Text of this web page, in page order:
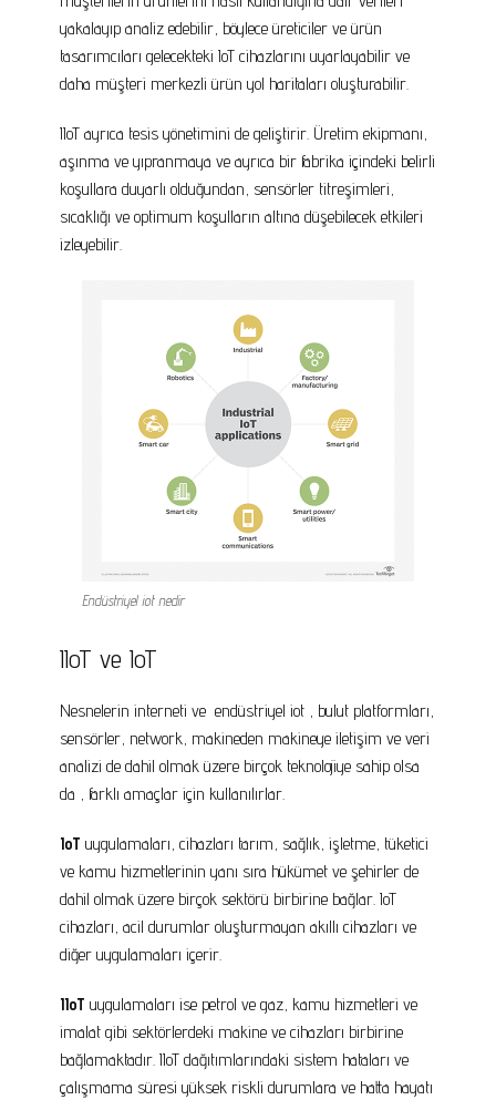
yakalayıp analiz edebilir, böylece üreticiler ve ürün
tasarımcıları gelecekteki IoT cihazlarını uyarlayabilir ve
daha müşteri merkezli ürün yol haritaları oluşturabilir.
IIoT ayrıca tesis yönetimini de geliştirir. Üretim ekipmanı,
aşınma ve yıpranmaya ve ayrıca bir fabrika içindeki belirli
koşullara duyarlı olduğundan, sensörler titreşimleri,
sıcaklığı ve optimum koşulların altına düşebilecek etkileri
izleyebilir.
Endüstriyel iot nedir
IIoT ve IoT
Nesnelerin interneti ve endüstriyel iot , bulut platformları,
sensörler, network, makineden makineye iletişim ve veri
analizi de dahil olmak üzere birçok teknolojiye sahip olsa
da , farklı amaçlar için kullanılırlar.
IoT uygulamaları, cihazları tarım, sağlık, işletme, tüketici
ve kamu hizmetlerinin yanı sıra hükümet ve şehirler de
dahil olmak üzere birçok sektörü birbirine bağlar. IoT
cihazları, acil durumlar oluşturmayan akıllı cihazları ve
diğer uygulamaları içerir.
IIoT uygulamaları ise petrol ve gaz, kamu hizmetleri ve
imalat gibi sektörlerdeki makine ve cihazları birbirine
bağlamaktadır. IIoT dağıtımlarındaki sistem hataları ve
çalışmama süresi yüksek riskli durumlara ve hatta hayatı